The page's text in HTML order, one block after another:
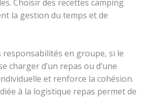
Choisir des recettes camping
la gestion du temps et de
en groupe, si le
charger d’un repas ou d’une
et renforce la cohésion.
à la logistique repas permet de